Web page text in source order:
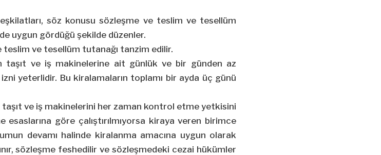
söz konusu sözleşme ve teslim ve tesellüm
uygun gördüğü şekilde düzenler.
teslim ve tesellüm tutanağı tanzim edilir.
taşıt ve iş makinelerine ait günlük ve bir günden az
yeterlidir. Bu kiralamaların toplamı bir ayda üç günü
ve iş makinelerini her zaman kontrol etme yetkisini
göre çalıştırılmıyorsa kiraya veren birimce
devamı halinde kiralanma amacına uygun olarak
sözleşme feshedilir ve sözleşmedeki cezai hükümler